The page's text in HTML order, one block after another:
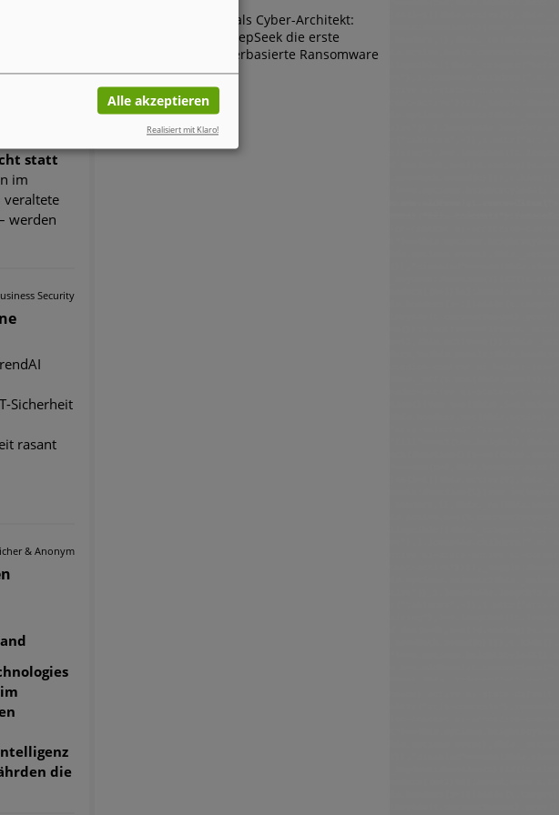
statt
im
veraltete
werden
Security
Sicherheit
rasant
& Anonym
die
Die KI als Cyber-Architekt:
Wie DeepSeek die erste
browserbasierte Ransomware
erfand
Alle akzeptieren
Realisiert mit Klaro!